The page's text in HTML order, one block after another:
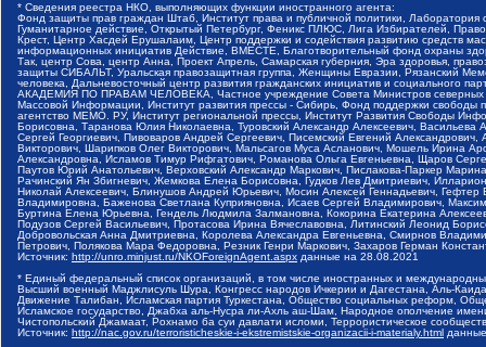
* Сведения реестра НКО, выполняющих функции иностранного агента:
Фонд защиты прав граждан Штаб, Институт права и публичной политики,
Гуманитарное действие, Открытый Петербург, Феникс ПЛЮС, Лига Избирателей,
Крест, Центр Хасдей Ерушалаим, Центр поддержки и содействия развитию средств
информационных инициатив Действие, ВМЕСТЕ, Благотворительный фонд охраны
Так, центр Сова, центр Анна, Проект Апрель, Самарская губерния, Эра здоровья,
защиты СИБАЛЬТ, Уральская правозащитная группа, Женщины Евразии, Рязанский
человека, Дальневосточный центр развития гражданских инициатив и социального
АКАДЕМИЯ ПО ПРАВАМ ЧЕЛОВЕКА, Частное учреждение Совета Министров северных
Массовой Информации, Институт развития прессы - Сибирь, Фонд поддержки
агентство МЕМО. РУ, Институт региональной прессы, Институт Развития Свободы
Борисовна, Таранова Юлия Николаевна, Туровский Александр Алексеевич,
Сергей Георгиевич, Пивоваров Андрей Сергеевич, Писемский Евгений
Викторович, Шарипков Олег Викторович, Мальсагов Муса Асланович, Мошель Ирина
Александровна, Исламов Тимур Рифгатович, Романова Ольга Евгеньевна, Щаров
Паутов Юрий Анатольевич, Верховский Александр Маркович, Пислакова-Паркер
Рачинский Ян Збигневич, Жемкова Елена Борисовна, Гудков Лев Дмитриевич,
Николай Алексеевич, Блинушов Андрей Юрьевич, Мосин Алексей Геннадьевич,
Владимировна, Баженова Светлана Куприяновна, Исаев Сергей Владимирович,
Буртина Елена Юрьевна, Гендель Людмила Залмановна, Кокорина Екатерина
Подузов Сергей Васильевич, Протасова Ирина Вячеславовна, Литинский Леонид
Добровольская Анна Дмитриевна, Королева Александра Евгеньевна, Смирнов
Петрович, Полякова Мара Федоровна, Резник Генри Маркович, Захаров Герман
Источник: http://unro.minjust.ru/NKOForeignAgent.aspx данные на 28.08.2021
* Единый федеральный список организаций, в том числе иностранных и
Высший военный Маджлисуль Шура, Конгресс народов Ичкерии и Дагестана, Аль-
Движение Талибан, Исламская партия Туркестана, Общество социальных реформ,
Исламское государство, Джабха аль-Нусра ли-Ахль аш-Шам, Народное ополчение
Чистопольский Джамаат, Рохнамо ба суи давлати исломи, Террористическое
Источник: http://nac.gov.ru/terroristicheskie-i-ekstremistskie-organizacii-i-materialy.html